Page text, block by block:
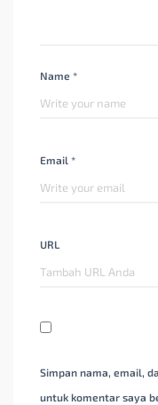
Name *
Email *
URL
Simpan nama, email,
untuk komentar saya